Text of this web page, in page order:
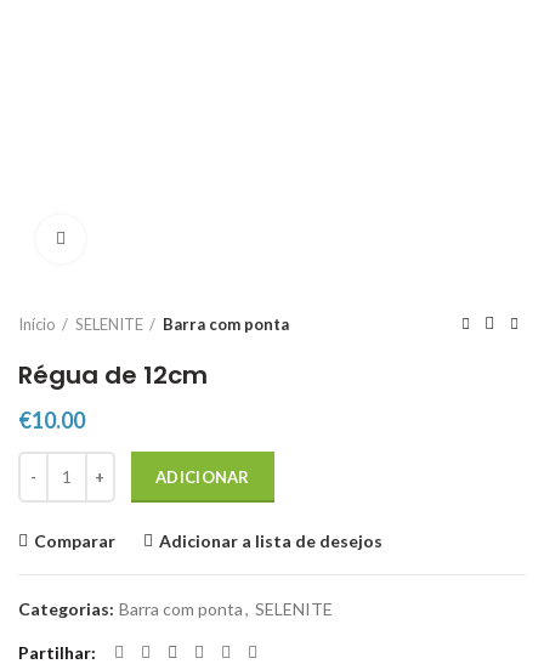
Início SELENITE Barra com ponta
Régua de 12cm
€10.00
ADICIONAR
Comparar Adicionar a lista de desejos
Categorias: Barra com ponta, SELENITE
Partilhar